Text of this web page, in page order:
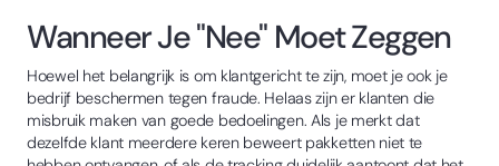
Wanneer Je "Nee" Moet Zeggen
Hoewel het belangrijk is om klantgericht te zijn, moet je ook je
bedrijf beschermen tegen fraude. Helaas zijn er klanten die
misbruik maken van goede bedoelingen. Als je merkt dat
dezelfde klant meerdere keren beweert pakketten niet te